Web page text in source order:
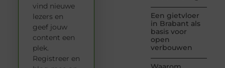
Een gietvloer
in Brabant als
basis voor
open
verbouwen
vind nieuwe
lezers en
geef jouw
content een
plek.
Registreer en